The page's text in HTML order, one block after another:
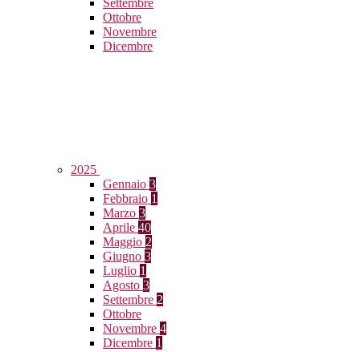
Settembre
Ottobre
Novembre
Dicembre
2025
Gennaio 3
Febbraio 1
Marzo 3
Aprile 40
Maggio 2
Giugno 3
Luglio 1
Agosto 3
Settembre 2
Ottobre
Novembre 4
Dicembre 1